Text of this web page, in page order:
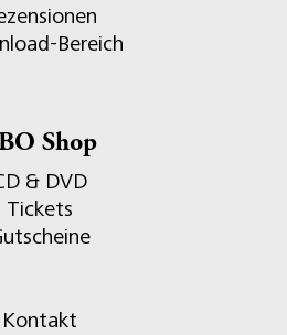
Bereich
Shop
& DVD
Tickets
Kontakt